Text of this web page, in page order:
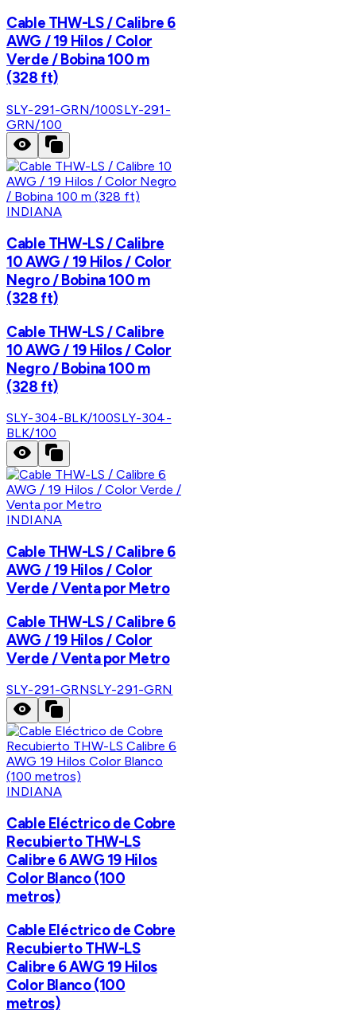
Cable THW-LS / Calibre 6
AWG / 19 Hilos / Color
Verde / Bobina 100 m
(328 ft)
SLY-291-GRN/100SLY-291-
GRN/100
INDIANA
Cable THW-LS / Calibre
10 AWG / 19 Hilos / Color
Negro / Bobina 100 m
(328 ft)
Cable THW-LS / Calibre
10 AWG / 19 Hilos / Color
Negro / Bobina 100 m
(328 ft)
SLY-304-BLK/100SLY-304-
BLK/100
INDIANA
Cable THW-LS / Calibre 6
AWG / 19 Hilos / Color
Verde / Venta por Metro
Cable THW-LS / Calibre 6
AWG / 19 Hilos / Color
Verde / Venta por Metro
SLY-291-GRNSLY-291-GRN
INDIANA
Cable Eléctrico de Cobre
Recubierto THW-LS
Calibre 6 AWG 19 Hilos
Color Blanco (100
metros)
Cable Eléctrico de Cobre
Recubierto THW-LS
Calibre 6 AWG 19 Hilos
Color Blanco (100
metros)